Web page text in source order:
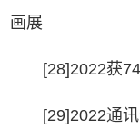
画展
[28]2022获
[29]2022通